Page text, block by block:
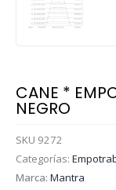
CANE *
NEGRO
SKU 9272
Categorías:
Marca: Mantra